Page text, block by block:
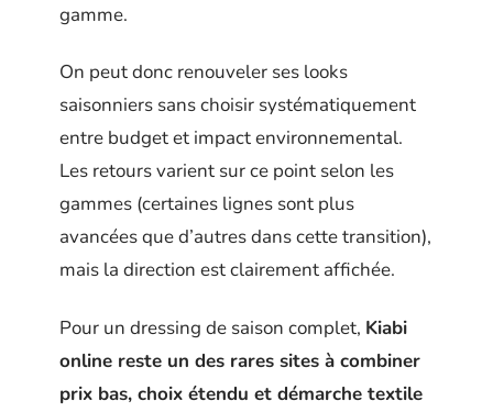
gamme.
On peut donc renouveler ses looks
saisonniers sans choisir systématiquement
entre budget et impact environnemental.
Les retours varient sur ce point selon les
gammes (certaines lignes sont plus
avancées que d’autres dans cette transition),
mais la direction est clairement affichée.
Pour un dressing de saison complet, Kiabi
online reste un des rares sites à combiner
prix bas, choix étendu et démarche textile